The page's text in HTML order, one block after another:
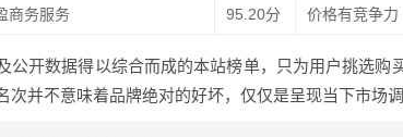
商务服务 95.20分 价格有竞争力
公开数据得以综合而成的本站榜单，只为用户挑选购
次并不意味着品牌绝对的好坏，仅仅是呈现当下市场调